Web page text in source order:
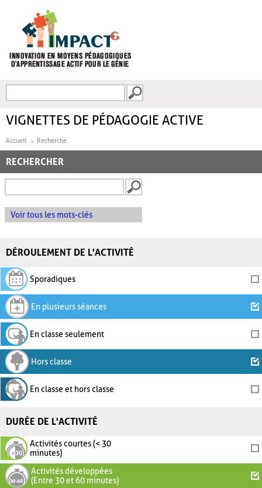
FORMULAIRE DE
VIGNETTES DE PÉDAGOGIE ACTIVE
Accueil Recherche
RECHERCHER
Voir tous les mots-clés
DÉROULEMENT DE L'ACTIVITÉ
Sporadiques
En plusieurs séances
En classe seulement
Hors classe
En classe et hors classe
DURÉE DE L'ACTIVITÉ
Activités courtes (< 30
minutes)
Activités développées
(Entre 30 et 60 minutes)